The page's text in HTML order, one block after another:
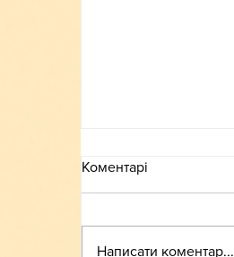
Коментарі
Написати коментар...